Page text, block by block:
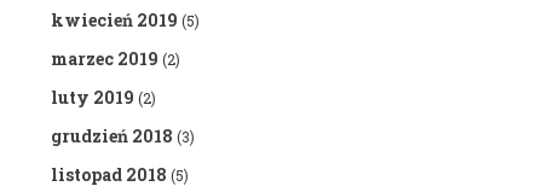
kwiecień 2019 (5)
marzec 2019 (2)
luty 2019 (2)
grudzień 2018 (3)
listopad 2018 (5)